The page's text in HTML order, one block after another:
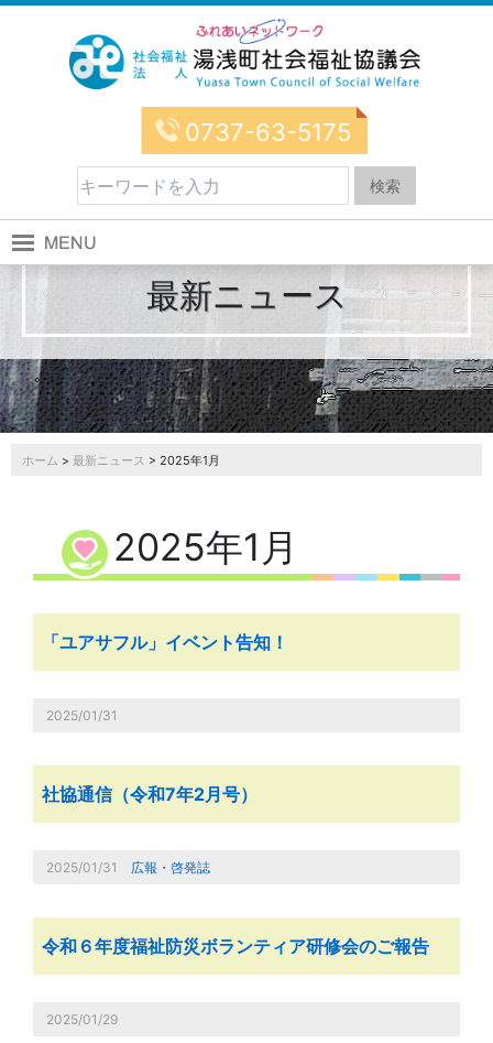
0737-63-5175
最新ニュース
ホーム > 最新ニュース > 2025年1月
2025年1月
「ユアサフル」イベント告知！
2025/01/31
社協通信（令和7年2月号）
2025/01/31 広報・啓発誌
令和６年度福祉防災ボランティア研修会のご報告
2025/01/29